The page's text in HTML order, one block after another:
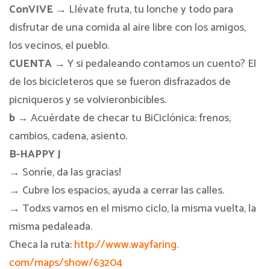
ConVIVE → Llévate fruta, tu lonche y todo para
disfrutar de una comida al aire libre con los amigos,
los vecinos, el pueblo.
CUENTA → Y si pedaleando contamos un cuento? El
de los bicicleteros que se fueron disfrazados de
picniqueros y se volvieronbicibles.
b → Acuérdate de checar tu BiCiclónica: frenos,
cambios, cadena, asiento.
B-HAPPYJ
→ Sonríe, da las gracias!
→ Cubre los espacios, ayuda a cerrar las calles.
→ Todxs vamos en el mismo ciclo, la misma vuelta, la
misma pedaleada.
Checa la ruta:http://www.wayfaring.
com/maps/show/63204